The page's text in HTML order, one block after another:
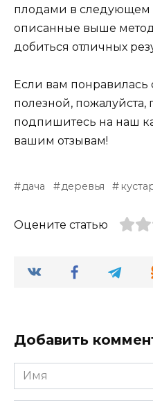
плодами в следующем
описанные выше
добиться отличных
Если вам понравилась
полезной, пожалуйста,
подпишитесь на наш
вашим отзывам!
дача деревья
Оцените статью
Добавить
Имя
*